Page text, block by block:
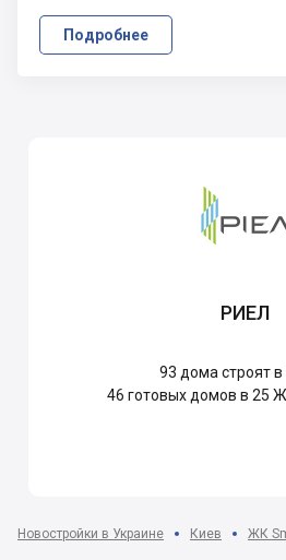
Подробнее
РИЕЛ
93 дома строят
46 готовых домов в 25
Новостройки в Украине Киев ЖК